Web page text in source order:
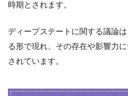
時期とされます。
ディープステートに関する議論
る形で現れ、その存在や影響力
されています。